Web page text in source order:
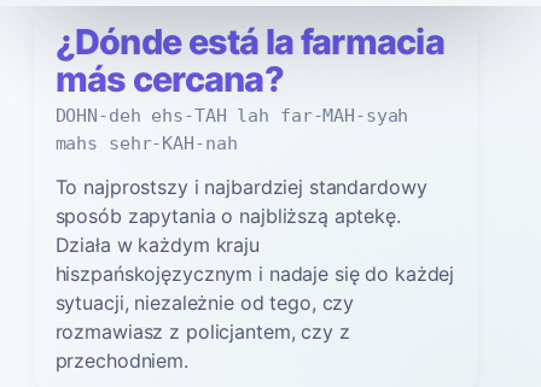
¿Dónde está la farmacia
más cercana?
DOHN-deh ehs-TAH lah far-MAH-syah
mahs sehr-KAH-nah
To najprostszy i najbardziej standardowy
sposób zapytania o najbliższą aptekę.
Działa w każdym kraju
hiszpańskojęzycznym i nadaje się do każdej
sytuacji, niezależnie od tego, czy
rozmawiasz z policjantem, czy z
przechodniem.